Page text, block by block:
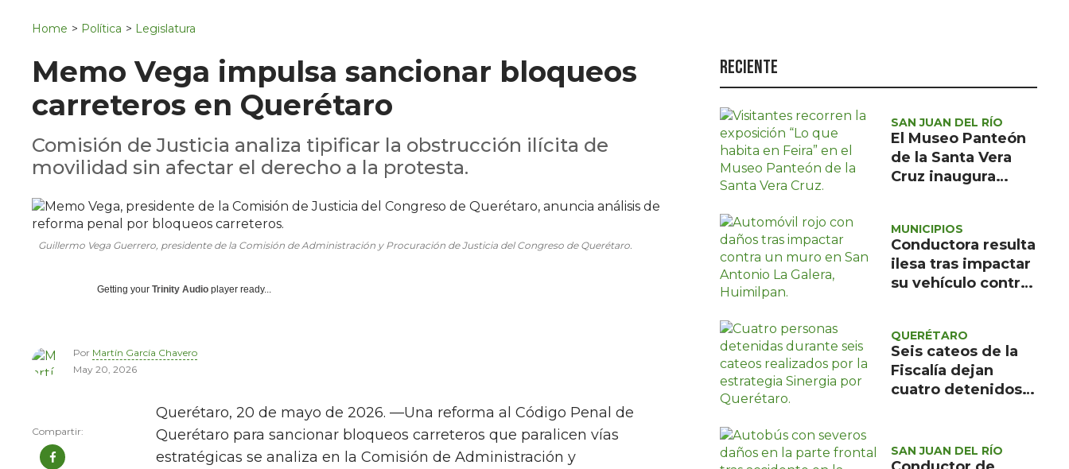
Política
Turismo
Asuntos Sociales
Estilo de vida
Home > Política > Legislatura
Memo Vega impulsa sancionar bloqueos
carreteros en Querétaro
Comisión de Justicia analiza tipificar la obstrucción ilícita de
movilidad sin afectar el derecho a la protesta.
Guillermo Vega Guerrero, presidente de la Comisión de Administración y Procuración de Justicia del Congreso de Querétaro.
Getting your Trinity Audio player ready...
Por Martín García Chavero
May 20, 2026
Querétaro, 20 de mayo de 2026. —Una reforma al Código Penal de
Querétaro para sancionar bloqueos carreteros que paralicen vías
estratégicas se analiza en la Comisión de Administración y
Reciente
SAN JUAN DEL RÍO
El Museo Panteón
de la Santa Vera
Cruz inaugura
de la Feira
MUNICIPIOS
Conductora resulta
ilesa tras impactar
su vehículo contra
QUERÉTARO
Seis cateos de la
Fiscalía dejan
cuatro detenidos y
Querétaro
SAN JUAN DEL RÍO